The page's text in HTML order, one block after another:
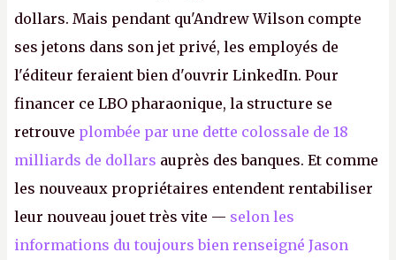
dollars. Mais pendant qu'Andrew Wilson compte
ses jetons dans son jet privé, les employés de
l'éditeur feraient bien d'ouvrir LinkedIn. Pour
financer ce LBO pharaonique, la structure se
retrouve plombée par une dette colossale de 18
milliards de dollars auprès des banques. Et comme
les nouveaux propriétaires entendent rentabiliser
leur nouveau jouet très vite — selon les
informations du toujours bien renseigné Jason